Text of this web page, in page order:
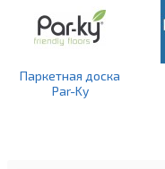
Паркетная доска
Par-Ky